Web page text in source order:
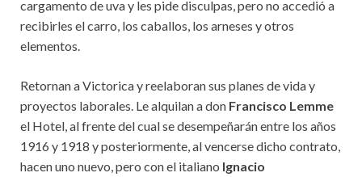
cargamento de uva y les pide disculpas, pero no accedió a
recibirles el carro, los caballos, los arneses y otros
elementos.
Retornan a Victorica y reelaboran sus planes de vida y
proyectos laborales. Le alquilan a don Francisco Lemme
el Hotel, al frente del cual se desempeñarán entre los años
1916 y 1918 y posteriormente, al vencerse dicho contrato,
hacen uno nuevo, pero con el italiano Ignacio